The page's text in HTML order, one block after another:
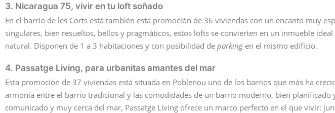
3. Nicaragua 75, vivir en tu loft soñado
En el barrio de les Corts está también esta promoción de 36 viviendas con un encanto muy
singulares, bien resueltos, bellos y pragmáticos, estos lofts se convierten en un inmueble
natural. Disponen de 1 a 3 habitaciones y con posibilidad de parking en el mismo edificio.
4. Passatge Living, para urbanitas amantes del mar
Esta promoción de 37 viviendas está situada en Poblenou uno de los barrios que más ha
armonía entre el barrio tradicional y las comodidades de un barrio moderno, bien planificado
comunicado y muy cerca del mar, Passatge Living ofrece un marco perfecto en el que vivir: